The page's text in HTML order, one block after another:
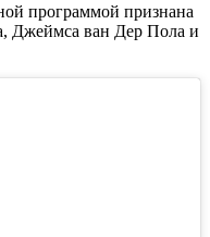
программой признана
Джеймса ван Дер Пола и